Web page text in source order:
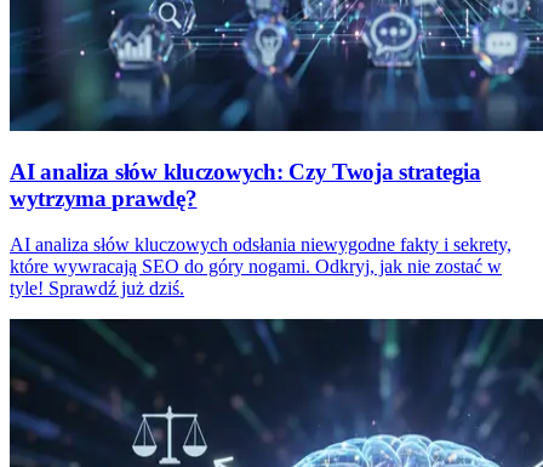
AI analiza słów kluczowych: Czy Twoja strategia
wytrzyma prawdę?
AI analiza słów kluczowych odsłania niewygodne fakty i sekrety,
które wywracają SEO do góry nogami. Odkryj, jak nie zostać w
tyle! Sprawdź już dziś.